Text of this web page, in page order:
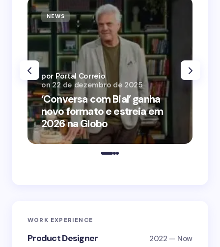
NEWS
‘Conversa com Bial’ ganha
novo formato e estreia em
2026 na Globo
por Portal Correio
on 22 de dezembro de 2025
WORK EXPERIENCE
Product Designer 2022 — Now